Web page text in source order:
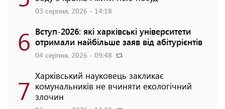
03 серпня, 2026 - 14:18
6 Вступ-2026: які харківські університети
отримали найбільше заяв від абітурієнтів
04 серпня, 2026 - 09:48
7 Харківський науковець закликає
комунальників не вчиняти екологічний
злочин